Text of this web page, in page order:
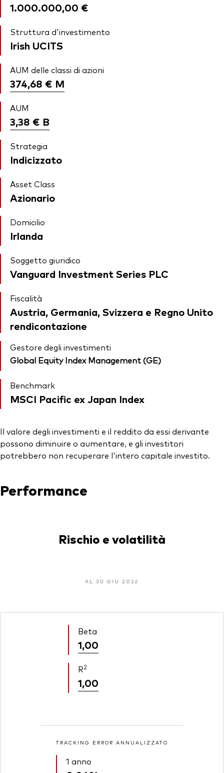
1.000.000,00 €
Struttura d'investimento
Irish UCITS
AUM delle classi di azioni
374,68 € M
AUM
3,38 € B
Strategia
Indicizzato
Asset Class
Azionario
Domicilio
Irlanda
Soggetto giuridico
Vanguard Investment Series PLC
Fiscalità
Austria, Germania, Svizzera e Regno Unito
rendicontazione
Gestore degli investimenti
Global Equity Index Management (GE)
Benchmark
MSCI Pacific ex Japan Index
Il valore degli investimenti e il reddito da essi derivante
possono diminuire o aumentare, e gli investitori
potrebbero non recuperare l'intero capitale investito.
Performance
Rischio e volatilità
AL 30 GIU 2026
Beta
1,00
R2
1,00
TRACKING ERROR ANNUALIZZATO
1 anno